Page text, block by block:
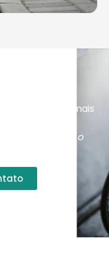
para saber mais
para escolher o